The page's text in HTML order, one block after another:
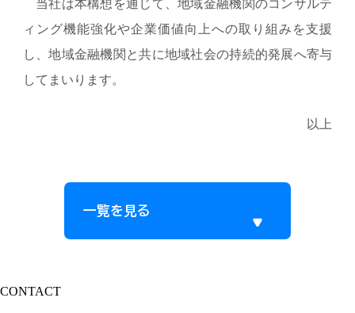
当社は本構想を通じて、地域金融機関のコンサルテ
ィング機能強化や企業価値向上への取り組みを支援
し、地域金融機関と共に地域社会の持続的発展へ寄与
してまいります。
以上
一覧を見る
CONTACT